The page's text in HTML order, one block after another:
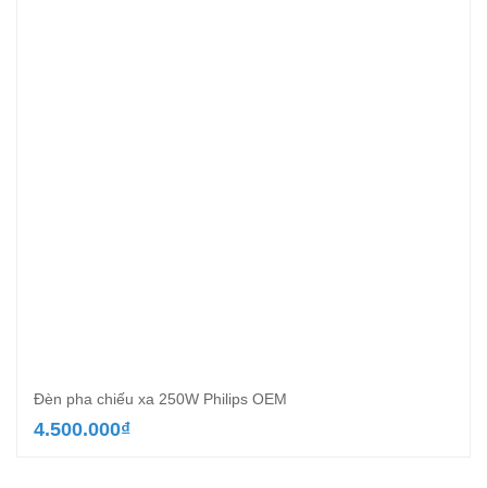
Đèn pha chiếu xa 250W Philips OEM
4.500.000₫